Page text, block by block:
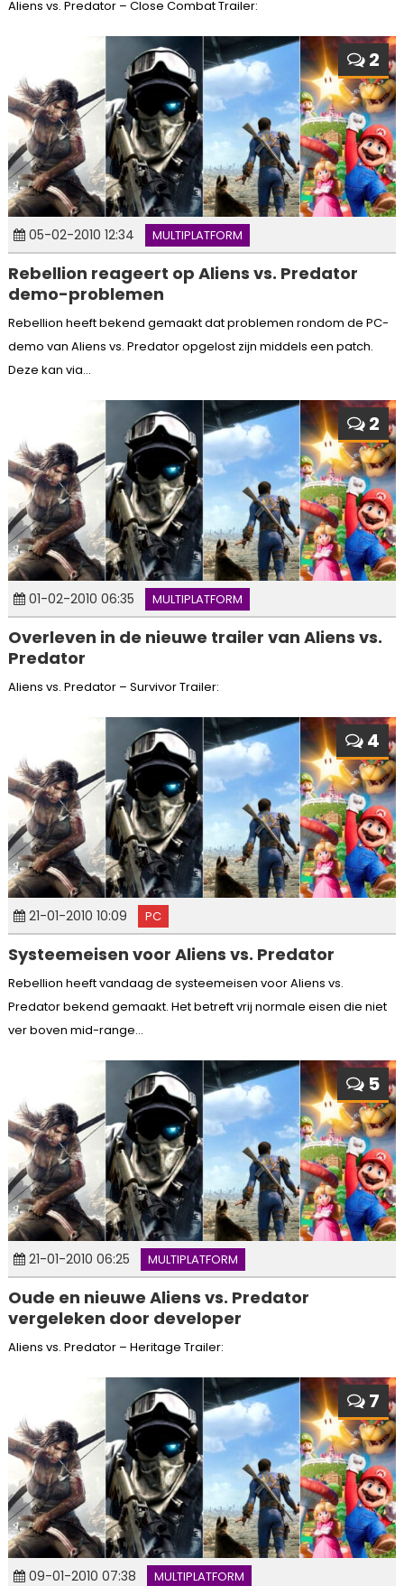
Aliens vs. Predator – Close Combat Trailer:
2
05-02-2010 12:34 MULTIPLATFORM
Rebellion reageert op Aliens vs. Predator
demo-problemen
Rebellion heeft bekend gemaakt dat problemen rondom de PC-
demo van Aliens vs. Predator opgelost zijn middels een patch.
Deze kan via...
2
01-02-2010 06:35 MULTIPLATFORM
Overleven in de nieuwe trailer van Aliens vs.
Predator
Aliens vs. Predator – Survivor Trailer:
4
21-01-2010 10:09 PC
Systeemeisen voor Aliens vs. Predator
Rebellion heeft vandaag de systeemeisen voor Aliens vs.
Predator bekend gemaakt. Het betreft vrij normale eisen die niet
ver boven mid-range...
5
21-01-2010 06:25 MULTIPLATFORM
Oude en nieuwe Aliens vs. Predator
vergeleken door developer
Aliens vs. Predator – Heritage Trailer:
7
09-01-2010 07:38 MULTIPLATFORM